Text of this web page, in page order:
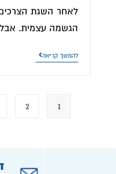
לאחר השגת הצרכים
הגשמה עצמית.
להמשך קריאה
1
2